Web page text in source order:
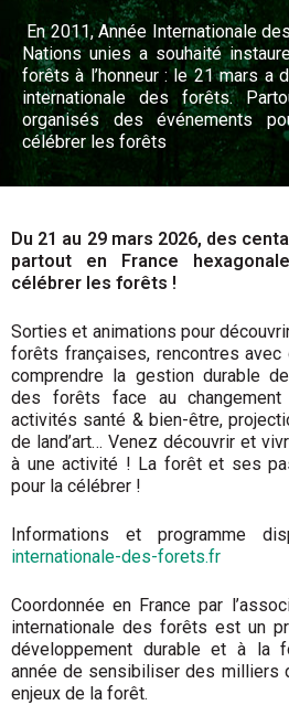
En 2011, Année Internationale
Nations unies a souhaité
forêts à l’honneur : le 21 mars a
internationale des forêts.
organisés des événements
célébrer les forêts
Du 21 au 29 mars 2026, des
partout en France
célébrer les forêts !
Sorties et animations pour
forêts françaises, rencontres
comprendre la gestion durable
des forêts face au changement
activités santé & bien-être,
de land’art… Venez découvrir et
à une activité ! La forêt et ses
pour la célébrer !
Informations et programme
internationale-des-forets.fr
Coordonnée en France par
internationale des forêts est un
développement durable et à la
année de sensibiliser des milliers
enjeux de la forêt.